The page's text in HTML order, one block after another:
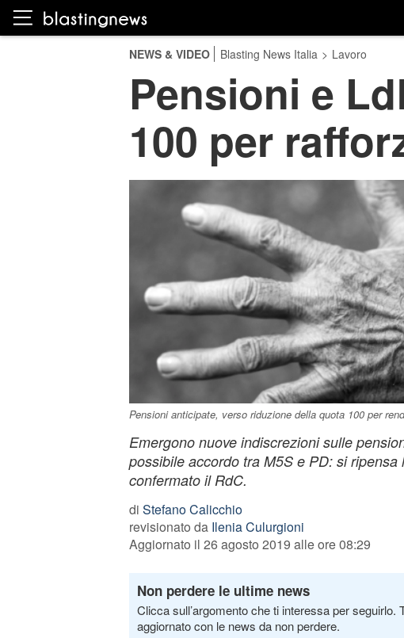
NEWS & VIDEO Blasting News Italia > Lavoro
Pensioni e
100 per
Pensioni anticipate, verso riduzione della quota 100 per
Emergono nuove indiscrezioni sulle
possibile accordo tra M5S e PD: si ripensa
confermato il RdC.
di Stefano Calicchio
revisionato da Ilenia Culurgioni
Aggiornato il 26 agosto 2019 alle ore 08:29
Non perdere le ultime news
Clicca sull’argomento che ti interessa per seguirlo.
aggiornato con le news da non perdere.